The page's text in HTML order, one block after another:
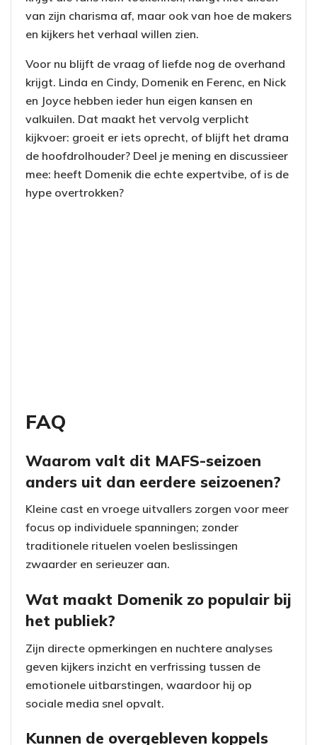
van zijn charisma af, maar ook van hoe de makers
en kijkers het verhaal willen zien.
Voor nu blijft de vraag of liefde nog de overhand
krijgt. Linda en Cindy, Domenik en Ferenc, en Nick
en Joyce hebben ieder hun eigen kansen en
valkuilen. Dat maakt het vervolg verplicht
kijkvoer: groeit er iets oprecht, of blijft het drama
de hoofdrolhouder? Deel je mening en discussieer
mee: heeft Domenik die echte expertvibe, of is de
hype overtrokken?
FAQ
Waarom valt dit MAFS-seizoen
anders uit dan eerdere seizoenen?
Kleine cast en vroege uitvallers zorgen voor meer
focus op individuele spanningen; zonder
traditionele rituelen voelen beslissingen
zwaarder en serieuzer aan.
Wat maakt Domenik zo populair bij
het publiek?
Zijn directe opmerkingen en nuchtere analyses
geven kijkers inzicht en verfrissing tussen de
emotionele uitbarstingen, waardoor hij op
sociale media snel opvalt.
Kunnen de overgebleven koppels